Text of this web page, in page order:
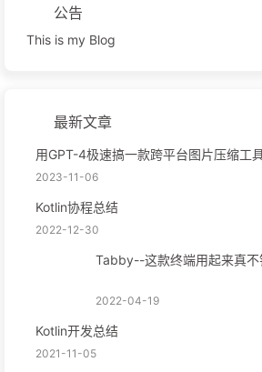
公告
This is my Blog
最新文章
用GPT-4极速搞一款跨平台图片压缩工
2023-11-06
Kotlin协程总结
2022-12-30
Tabby--这款终端用起来真不
2022-04-19
Kotlin开发总结
2021-11-05